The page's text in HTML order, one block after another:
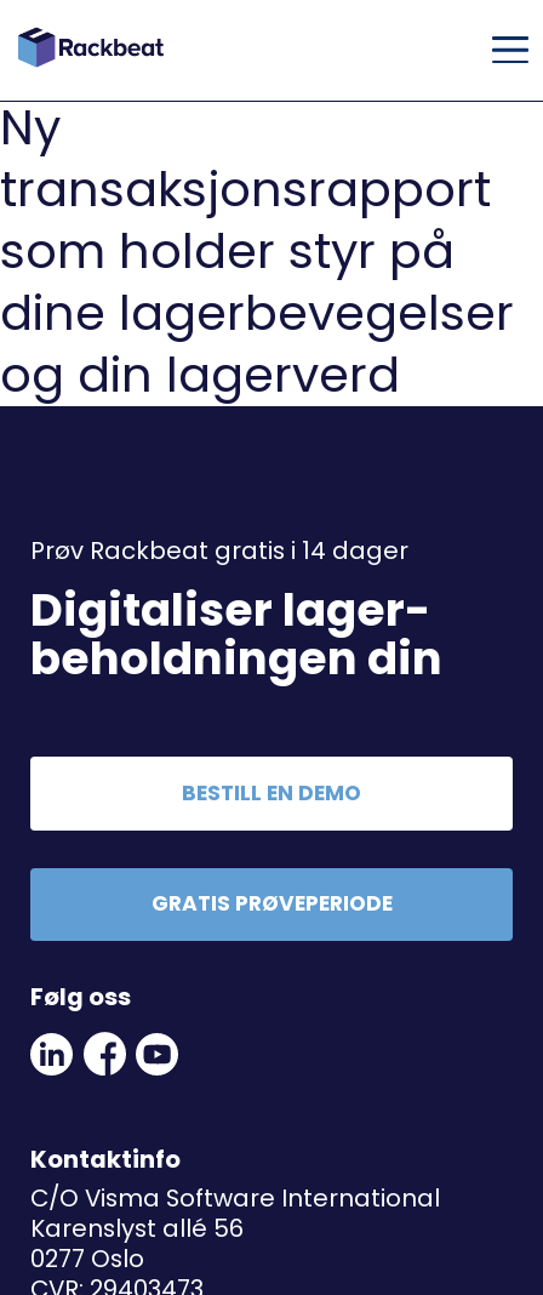
Ny
transaksjonsrapport
som holder styr på
dine lagerbevegelser
og din lagerverd
Prøv Rackbeat gratis i 14 dager
Digitaliser lager-
beholdningen din
BESTILL EN DEMO
GRATIS PRØVEPERIODE
Følg oss
Linkedin
Social
Link
Facebook
Social
Link
Youtube
Link
Kontaktinfo
C/O Visma Software International
Karenslyst allé 56
0277 Oslo